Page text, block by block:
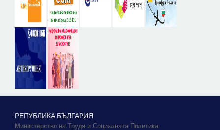
РЕПУБЛИКА БЪЛГАРИЯ
Министерство на Труда и Социалната Политика